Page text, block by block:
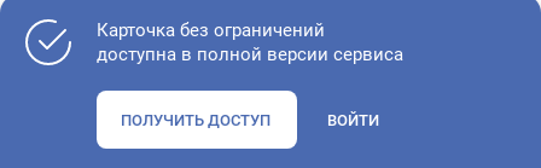
Как оценить состояние компании
Карточка без ограничений
доступна в полной версии сервиса
ПОЛУЧИТЬ ДОСТУП ВОЙТИ